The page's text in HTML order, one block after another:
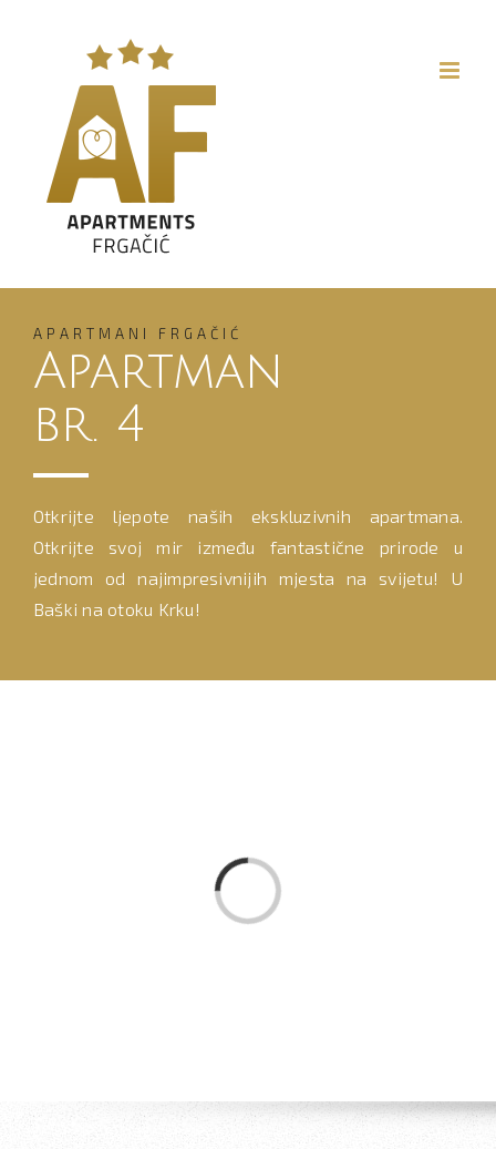
APARTMANI FRGAČIĆ
Apartman
br. 4
Otkrijte ljepote naših ekskluzivnih apartmana.
Otkrijte svoj mir između fantastične prirode u
jednom od najimpresivnijih mjesta na svijetu! U
Baški na otoku Krku!
Loading...